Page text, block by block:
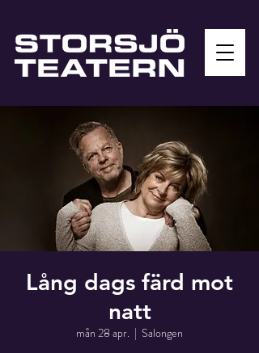
Lång dags färd mot
natt
mån 28 apr.
  |
Salongen